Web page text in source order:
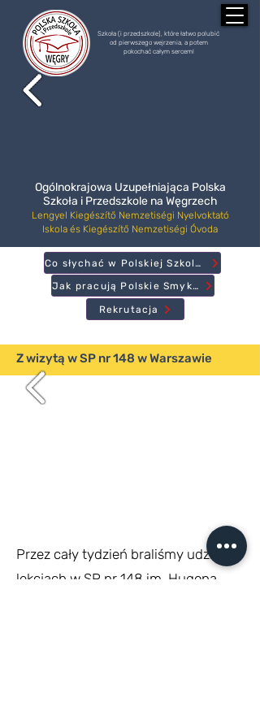
Szkoła (i przedszkole), które łatwo polubić
od pierwszego wejrzenia, a potem
pokochać całym sercem!
Ogólnokrajowa Uzupełniająca Polska
Szkoła i Przedszkole na Węgrzech
Lengyel Kiegészítő Nemzetiségi Nyelvoktató
Iskola és Kiegészítő Nemzetiségi Óvoda
Rekrutacja
Jak pracują Polskie Smyki?
Co słychać w Polskiej Szkole?
Z wizytą w SP nr 148 w Warszawie
Przez cały tydzień braliśmy udział w
lekcjach w SP nr 148 im. Hugona